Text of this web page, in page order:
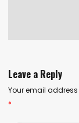
Leave a Reply
Your email
*